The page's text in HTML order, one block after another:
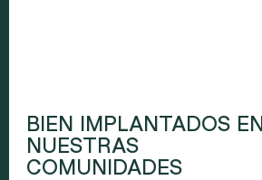
BIEN IMPLANTADOS EN
NUESTRAS
COMUNIDADES